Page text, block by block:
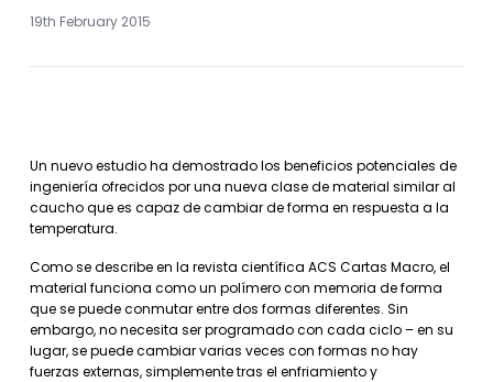
19th February 2015
Un nuevo estudio ha demostrado los beneficios potenciales de
ingeniería ofrecidos por una nueva clase de material similar al
caucho que es capaz de cambiar de forma en respuesta a la
temperatura.
Como se describe en la revista científica ACS Cartas Macro, el
material funciona como un polímero con memoria de forma
que se puede conmutar entre dos formas diferentes. Sin
embargo, no necesita ser programado con cada ciclo – en su
lugar, se puede cambiar varias veces con formas no hay
fuerzas externas, simplemente tras el enfriamiento y